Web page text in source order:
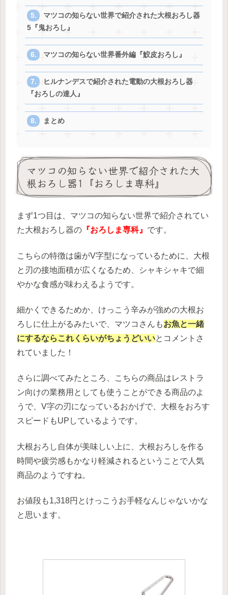
マツコの知らない世界で紹介された大根おろし器
5『鬼おろし』
マツコの知らない世界番外編『鮫皮おろし』
ヒルナンデスで紹介された電動の大根おろし器
『おろしの達人』
まとめ
マツコの知らない世界で紹介された大
根おろし器1『おろしま専科』
まず1つ目は、マツコの知らない世界で紹介されてい
た大根おろし器の 『おろしま専科』 です。
こちらの特徴は歯がV字型になっているために、大根
と刃の接地面積が広くなるため、シャキシャキで細
やかな食感が味わえるようです。
細かくできるためか、けっこう辛みが強めの大根お
ろしに仕上がるみたいで、マツコさんもお魚と一緒
にするならこれくらいがちょうどいいとコメントさ
れていました！
さらに調べてみたところ、こちらの商品はレストラ
ン向けの業務用としても使うことができる商品のよ
うで、V字の刃になっているおかげで、大根をおろす
スピードもUPしているようです。
大根おろし自体が美味しい上に、大根おろしを作る
時間や疲労感もかなり軽減されるということで人気
商品のようですね。
お値段も1,318円とけっこうお手軽なんじゃないかな
と思います。